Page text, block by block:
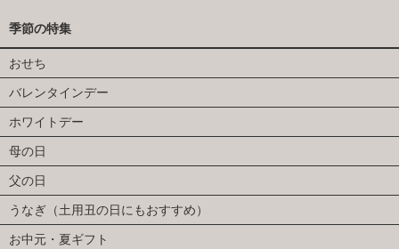
季節の特集
おせち
バレンタインデー
ホワイトデー
母の日
父の日
うなぎ（土用丑の日にもおすすめ）
お中元・夏ギフト